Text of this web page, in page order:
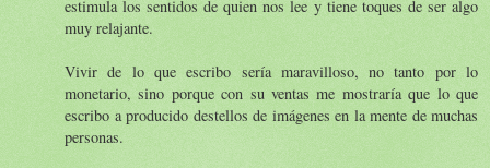
estimula los sentidos de quien nos lee y tiene toques de ser algo
muy relajante.
Vivir de lo que escribo sería maravilloso, no tanto por lo
monetario, sino porque con su ventas me mostraría que lo que
escribo a producido destellos de imágenes en la mente de muchas
personas.